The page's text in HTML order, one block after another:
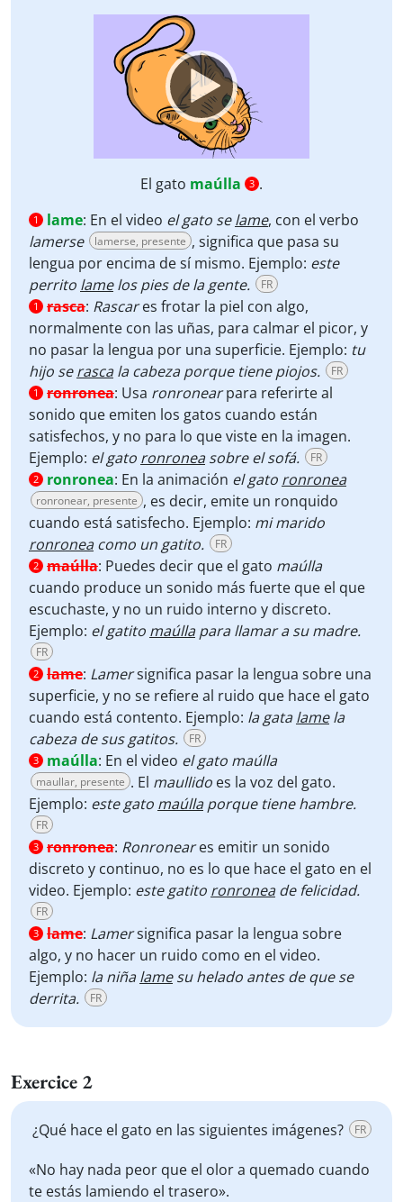
Player
El gato maúlla 3 .
1 lame: En el video el gato selame, con el verbo
lamerse
lamerse, presente , significa que pasa su
lengua por encima de sí mismo. Ejemplo: este
perrito lamelos pies de la gente. FR
1 rasca: Rascares frotar la piel con algo,
normalmente con las uñas, para calmar el picor, y
no pasar la lengua por una superficie. Ejemplo: tu
hijo serascala cabeza porque tiene piojos. FR
1 ronronea: Usa ronronearpara referirte al
sonido que emiten los gatos cuando están
satisfechos, y no para lo que viste en la imagen.
Ejemplo: el gato ronroneasobre el sofá. FR
2 ronronea: En la animación el gato ronronea
ronronear, presente , es decir, emite un ronquido
cuando está satisfecho. Ejemplo: mi marido
ronroneacomo un gatito. FR
2 maúlla: Puedes decir que el gato maúlla
cuando produce un sonido más fuerte que el que
escuchaste, y no un ruido interno y discreto.
Ejemplo: el gatito maúllapara llamar a su madre.
FR
2 lame: Lamersignifica pasar la lengua sobre una
superficie, y no se refiere al ruido que hace el gato
cuando está contento. Ejemplo: la gatalamela
cabeza de sus gatitos.
FR
3 maúlla: En el video el gato maúlla
maullar, presente . El maullido es la voz del gato.
Ejemplo: este gato maúllaporque tiene hambre.
FR
3 ronronea: Ronroneares emitir un sonido
discreto y continuo, no es lo que hace el gato en el
video. Ejemplo: este gatito ronroneade felicidad.
FR
3 lame: Lamersignifica pasar la lengua sobre
algo, y no hacer un ruido como en el video.
Ejemplo: la niñalamesu helado antes de que se
derrita.
FR
Exercice 2
¿Qué hace el gato en las siguientes imágenes? FR
«No hay nada peor que el olor a quemado cuando
te estás lamiendo el trasero».